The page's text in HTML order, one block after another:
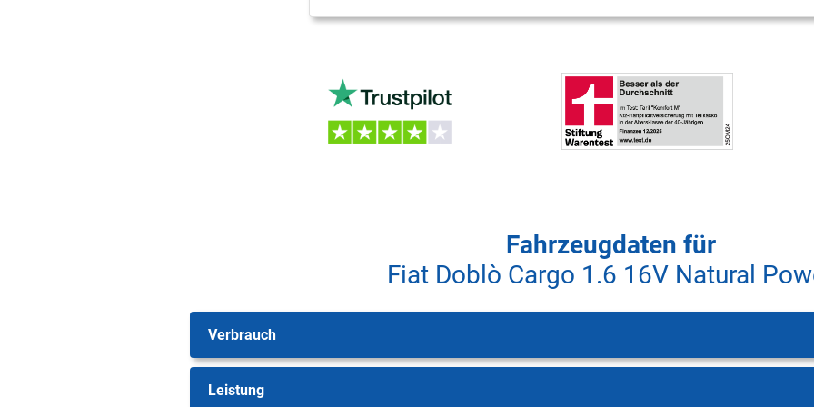
Fahrzeugdaten für
Fiat Doblò Cargo 1.6 16V Natural
Verbrauch
Leistung